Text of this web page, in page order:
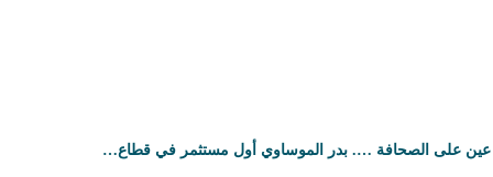
عين على الصحافة …. بدر الموساوي أول مستثمر في قطاع…